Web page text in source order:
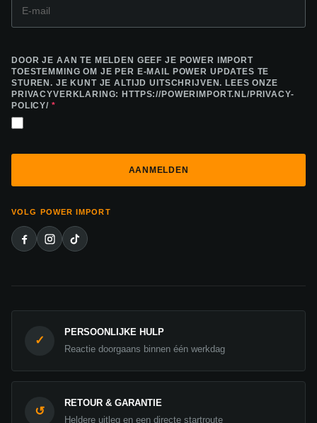
DOOR JE AAN TE MELDEN GEEF JE POWER IMPORT
TOESTEMMING OM JE PER E-MAIL POWER UPDATES TE
STUREN. JE KUNT JE ALTIJD UITSCHRIJVEN. LEES ONZE
PRIVACYVERKLARING: HTTPS://POWERIMPORT.NL/PRIVACY-
POLICY/ *
VOLG POWER IMPORT
✓
PERSOONLIJKE HULP
Reactie doorgaans binnen één werkdag
↺
RETOUR & GARANTIE
Heldere uitleg en een directe startroute